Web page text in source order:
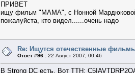
ПРИВЕТ
ищу фильм "МАМА", с Нонной
пожалуйста, кто видел......очень надо
Re: Ищутся отечественные
Ответ #96 : 22 Август 2007, 00:46
В Strong DC есть. Вот ТТН: